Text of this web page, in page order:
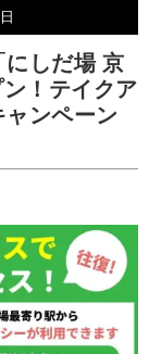
にしだ場 京
！テイクア
ンペーン